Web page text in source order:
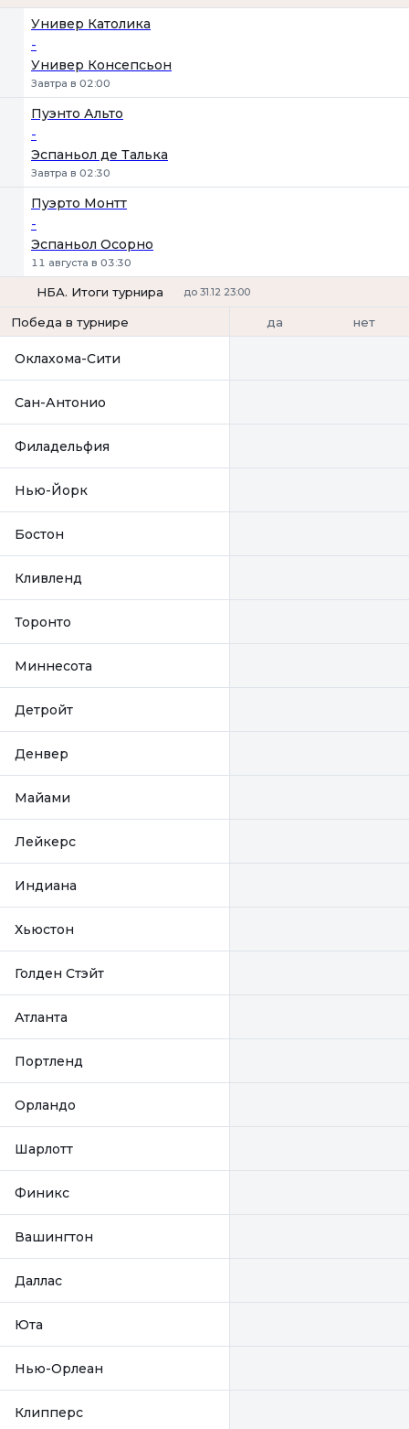
Универ Католика
-
Универ Консепсьон
Завтра в 02:00
Пуэнто Альто
-
Эспаньол де Талька
Завтра в 02:30
Пуэрто Монтт
-
Эспаньол Осорно
11 августа в 03:30
НБА. Итоги турнира до 31.12 23:00
Победа в турнире да нет
Оклахома-Сити
Сан-Антонио
Филадельфия
Нью-Йорк
Бостон
Кливленд
Торонто
Миннесота
Детройт
Денвер
Майами
Лейкерс
Индиана
Хьюстон
Голден Стэйт
Атланта
Портленд
Орландо
Шарлотт
Финикс
Вашингтон
Даллас
Юта
Нью-Орлеан
Клипперс